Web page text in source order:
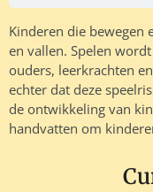
Kinderen die bewegen
en vallen. Spelen
ouders, leerkrachten
echter dat deze
de ontwikkeling van
handvatten om